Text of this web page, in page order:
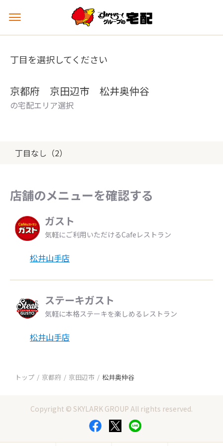
メ
ュ
を
丁目を選択してください
京都府 京田辺市 松井奥仲谷
の宅配エリア選択
丁目なし（2）
店舗のメニューを確認する
ガスト
気軽にご利用いただけるCafeレストラン
松井山手店
ステーキガスト
気軽に本格ステーキを楽しめるレストラン
松井山手店
トップ 京都府 京田辺市 松井奥仲谷
Copyright © SKYLARK GROUP All rights reserved.